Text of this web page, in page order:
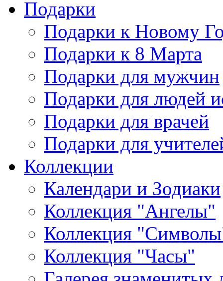
Подарки
Подарки к Новому
Подарки к 8 Марта
Подарки для мужчин
Подарки для людей
Подарки для врачей
Подарки для
Коллекции
Календари и Зодиаки
Коллекция "Ангелы"
Коллекция
Коллекция "Часы"